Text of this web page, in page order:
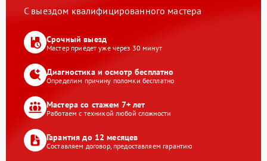
С выездом квалифицированного мастера
Срочный выезд
Мастер приедет уже через 30 минут
Диагностика и осмотр бесплатно
Определим причину поломки бесплатно
Мастера со стажем 7+ лет
Работаем с техникой любой сложности
Гарантия до 12 месяцев
Составляем договор, предоставляем гарантию